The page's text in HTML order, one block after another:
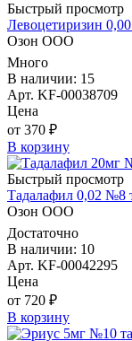
Быстрый просмотр
Левоцетиризин
Озон ООО
Много
В наличии: 15
Арт. KF-00038709
Цена
от 370 ₽
В корзину
Быстрый просмотр
Тадалафил 0,02
Озон ООО
Достаточно
В наличии: 10
Арт. KF-00042295
Цена
от 720 ₽
В корзину